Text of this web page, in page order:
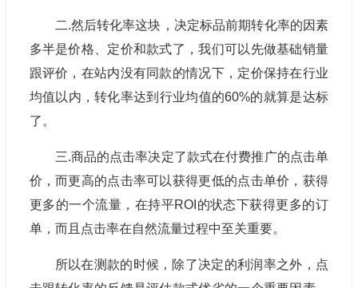
二.然后转化率这块，决定标品前期转化率的因素
多半是价格、定价和款式了，我们可以先做基础销量
跟评价，在站内没有同款的情况下，定价保持在行业
均值以内，转化率达到行业均值的60%的就算是达标
了。
三.商品的点击率决定了款式在付费推广的点击单
价，而更高的点击率可以获得更低的点击单价，获得
更多的一个流量，在持平ROI的状态下获得更多的订
单，而且点击率在自然流量过程中至关重要。
所以在测款的时候，除了决定的利润率之外，点